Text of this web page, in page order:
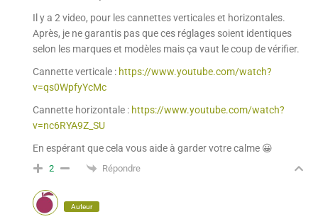
Il y a 2 video, pour les cannettes verticales et horizontales.
Après, je ne garantis pas que ces réglages soient identiques
selon les marques et modèles mais ça vaut le coup de vérifier.
Cannette verticale : https://www.youtube.com/watch?
v=qs0WpfyYcMc
Cannette horizontale : https://www.youtube.com/watch?
v=nc6RYA9Z_SU
En espérant que cela vous aide à garder votre calme 😀
2 Répondre
Auteur